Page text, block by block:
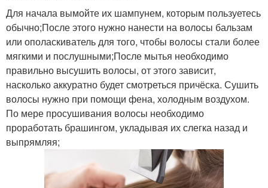
Для начала вымойте их шампунем, которым пользуетесь
обычно;После этого нужно нанести на волосы бальзам
или ополаскиватель для того, чтобы волосы стали более
мягкими и послушными;После мытья необходимо
правильно высушить волосы, от этого зависит,
насколько аккуратно будет смотреться причёска. Сушить
волосы нужно при помощи фена, холодным воздухом.
По мере просушивания волосы необходимо
проработать брашингом, укладывая их слегка назад и
выпрямляя;